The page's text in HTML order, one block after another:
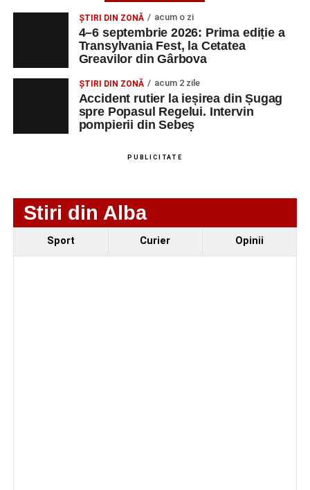
Accident pe strada Dorobanți din Sebeș: fermeie
de 66 de ani rănită grav, după ce a fost lovită de o
motocicletă
4–6 septembrie 2026: Prima ediție a Transylvania
Fest, la Cetatea Greavilor din Gârbova
ȘTIRI DIN ZONĂ acum o zi
4–6 septembrie 2026: Prima ediție a
Transylvania Fest, la Cetatea
Greavilor din Gârbova
ȘTIRI DIN ZONĂ acum 2 zile
Accident rutier la ieșirea din Șugag
spre Popasul Regelui. Intervin
pompierii din Sebeș
PUBLICITATE
Stiri din Alba
Sport Curier Opinii